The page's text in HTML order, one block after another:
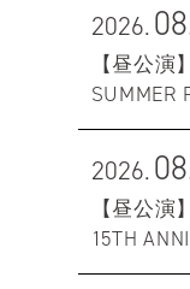
2026.
【昼公演
SUMMER
2026.
【昼公
15TH